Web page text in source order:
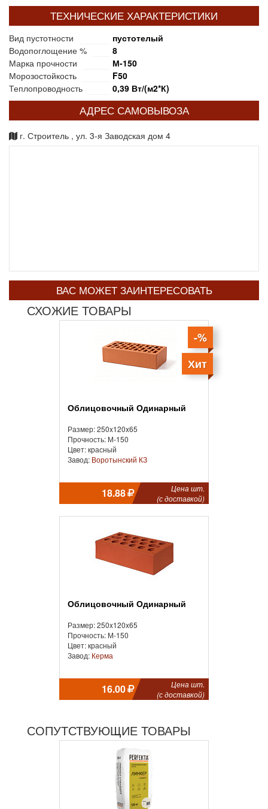
ТЕХНИЧЕСКИЕ ХАРАКТЕРИСТИКИ
Вид пустотности
пустотелый
Водопоглощение %
8
Марка прочности
М-150
Морозостойкость
F50
Теплопроводность
0,39 Вт/(м2*К)
АДРЕС САМОВЫВОЗА
г. Строитель , ул. 3-я Заводская дом 4
ВАС МОЖЕТ ЗАИНТЕРЕСОВАТЬ
СХОЖИЕ ТОВАРЫ
-%
Хит
Облицовочный Одинарный
Размер: 250x120x65
Прочность: М-150
Цвет: красный
Завод: Воротынский КЗ
18.88
Цена шт.
(с доставкой)
Облицовочный Одинарный
Размер: 250x120x65
Прочность: М-150
Цвет: красный
Завод: Керма
16.00
Цена шт.
(с доставкой)
СОПУТСТВУЮЩИЕ ТОВАРЫ